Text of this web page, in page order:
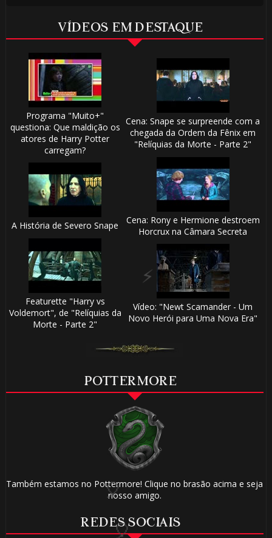
VÍDEOS EM DESTAQUE
Programa "Muito+"
questiona: Que maldição os
atores de Harry Potter
carregam?
Cena: Snape se surpreende com a
chegada da Ordem da Fênix em
"Relíquias da Morte - Parte 2"
A História de Severo Snape
Cena: Rony e Hermione destroem
Horcrux na Câmara Secreta
Featurette "Harry vs
Voldemort", de "Relíquias da
Morte - Parte 2"
Vídeo: "Newt Scamander - Um
Novo Herói para Uma Nova Era"
POTTERMORE
Também estamos no Pottermore! Clique no brasão acima e seja
nosso amigo.
REDES SOCIAIS
🎈
1️⃣
1️⃣ 8️⃣
⚡
1️⃣ 8️⃣
⚡